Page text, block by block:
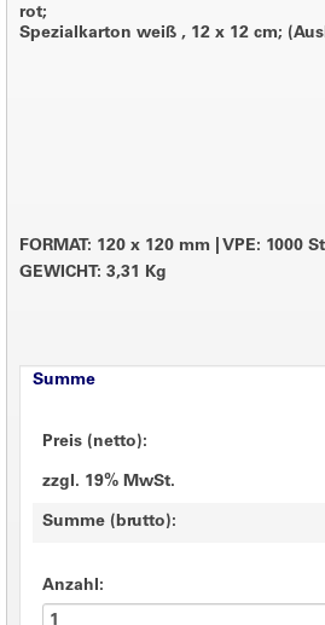
rot;
Spezialkarton weiß , 12 x 12 cm;
FORMAT: 120 x 120 mm VPE: 1000
GEWICHT: 3,31 Kg
Summe
Preis (netto):
zzgl. 19% MwSt.
Summe (brutto):
Anzahl: